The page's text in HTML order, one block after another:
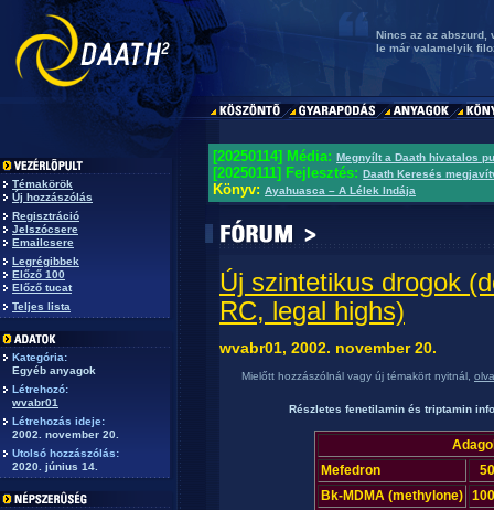
Nincs az az abszurd,
le már valamelyik
Témakörök
Új hozzászólás
Regisztráció
Jelszócsere
Emailcsere
Legrégibbek
Előző 100
Előző tucat
Teljes lista
Kategória:
Egyéb anyagok
Létrehozó:
wvabr01
Létrehozás ideje:
2002. november 20.
Utolsó hozzászólás:
2020. június 14.
[20250114] Média: Megnyílt a Daath hivatalos
[20250111] Fejlesztés: Daath Keresés
Könyv: Ayahuasca – A Lélek Indája
Új szintetikus drogok
RC, legal highs)
wvabr01, 2002. november 20.
Mielőtt hozzászólnál vagy új témakört nyitnál,
Részletes fenetilamin és triptamin
Mefedron
Bk-MDMA (methylone)